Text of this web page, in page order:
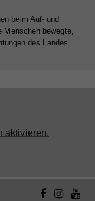
beim Auf- und
Menschen bewegte,
des Landes
aktivieren.